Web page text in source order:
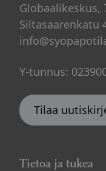
Globaalikeskus,
Siltasaarenkatu
Y-tunnus:
Tilaa
Tietoa ja tukea